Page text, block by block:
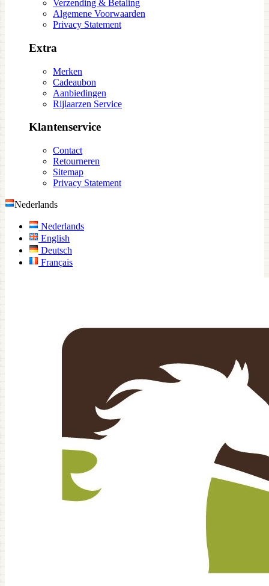
Verzending & Betaling
Algemene Voorwaarden
Privacy Statement
Extra
Merken
Cadeaubon
Aanbiedingen
Rijlaarzen Service
Klantenservice
Contact
Retourneren
Sitemap
Privacy Statement
Nederlands
Nederlands
English
Deutsch
Français